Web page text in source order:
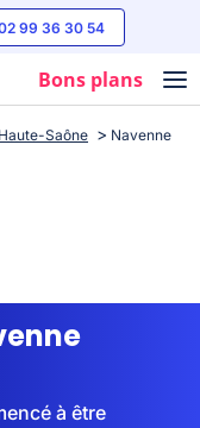
99 36 30 54
Bons plans
Haute-Saône Navenne
à être